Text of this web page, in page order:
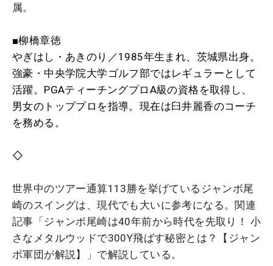
属。
■柳橋章徳
やぎはし・あきのり／1985年生まれ、茨城県出身。
強豪・中央学院大学ゴルフ部ではレギュラーとして
活躍。PGAティーチングプロA級の資格を取得し、
男女のトッププロを指導。現在は臼井麗香のコーチ
を務める。
◇
世界中のツアー通算113勝を挙げているジャンボ尾
崎のスイングは、現代でも大いに参考になる。関連
記事「ジャンボ尾崎は40年前から時代を先取り！ 小
さなメタルウッドで300Y飛ばす秘密とは？【ジャン
ボ軍団が解説】
」で解説している。